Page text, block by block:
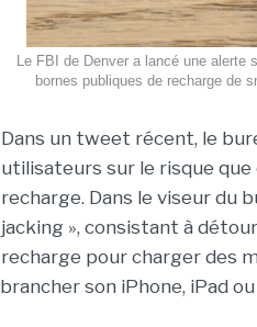
Le FBI de Denver a lancé une alerte
bornes publiques de recharge de
Dans un tweet récent, le
utilisateurs sur le risque
recharge. Dans le viseur du
jacking », consistant à
recharge pour charger des
son iPhone, iPad